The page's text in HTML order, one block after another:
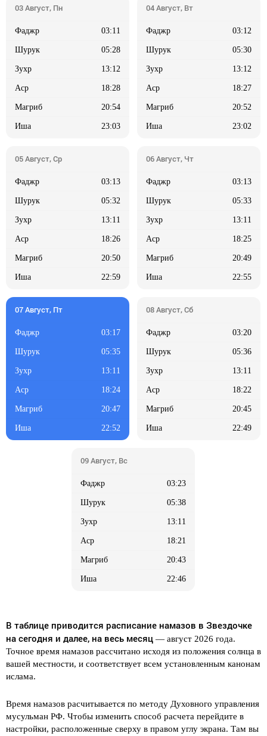
03:11
05:28
13:12
18:28
20:54
23:03
03:12
05:30
13:12
18:27
20:52
23:02
03:13
05:32
13:11
18:26
20:50
22:59
03:13
05:33
13:11
18:25
20:49
22:55
03:17
05:35
13:11
18:24
20:47
22:52
03:20
05:36
13:11
18:22
20:45
22:49
03:23
05:38
13:11
18:21
20:43
22:46
В таблице приводится расписание намазов в Звездочке
на сегодня и далее, на весь месяц — август 2026 года.
Точное время намазов рассчитано исходя из положения солнца в
вашей местности, и соответствует всем установленным канонам
ислама.
Время намазов расчитывается по методу Духовного управления
мусульман РФ. Чтобы изменить способ расчета перейдите в
настройки, расположенные сверху в правом углу экрана. Там вы